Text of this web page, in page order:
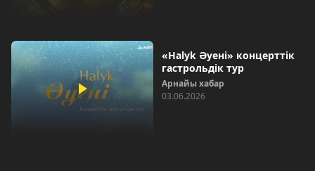
«Halyk Әуені» концерттік
гастрольдік тур
Арнайы хабар
03.06.2026